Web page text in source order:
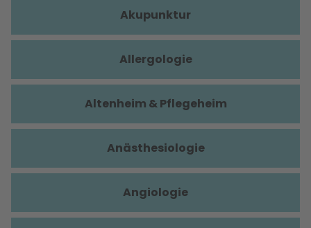
Akupunktur
Allergologie
Altenheim & Pflegeheim
Anästhesiologie
Angiologie